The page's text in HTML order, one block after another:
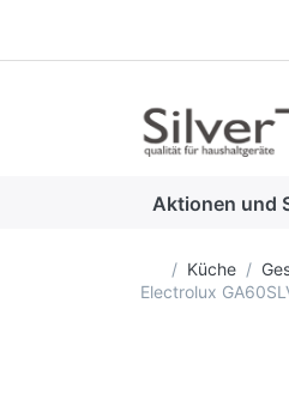
Aktionen und
Startseite
Küche
Electrolux